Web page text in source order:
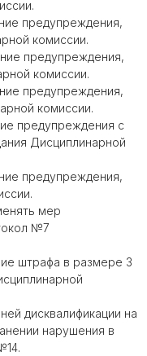
предупреждения,
комиссии.
предупреждения,
комиссии.
предупреждения,
комиссии.
предупреждения с
Дисциплинарной
предупреждения,
мер
№7
штрафа в размере 3
дисквалификации на
нарушения в